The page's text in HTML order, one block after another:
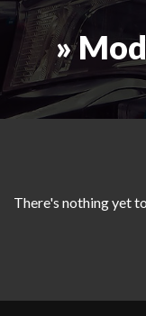
»
There's nothing yet